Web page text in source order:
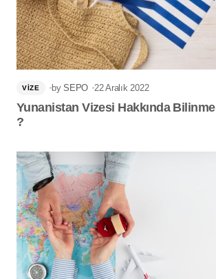
VIZE by SEPO 22 Aralık 2022
Yunanistan Vizesi Hakkında
?